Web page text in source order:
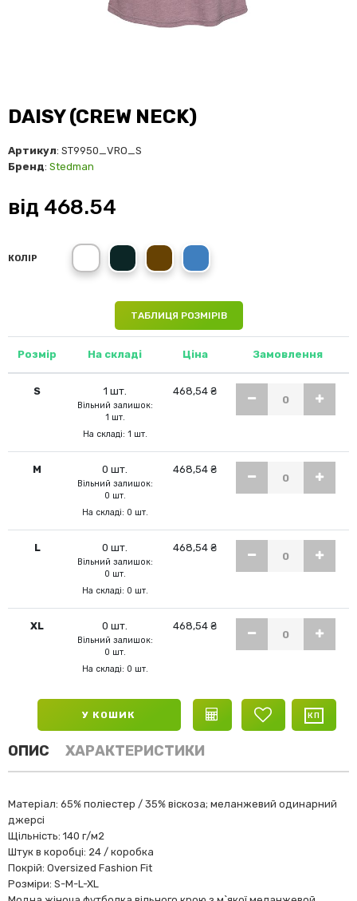
DAISY (CREW NECK)
Артикул: ST9950_VRO_S
Бренд: Stedman
від 468.54
КОЛІР
Vintage RoseVintage GreyVintage BrownVintage Blue
ТАБЛИЦЯ РОЗМІРІВ
Розмір На складі Ціна Замовлення
S 1 шт.
Вільний залишок:
1 шт.
На складі: 1 шт.
468,54 ₴
M 0 шт.
Вільний залишок:
0 шт.
На складі: 0 шт.
468,54 ₴
L 0 шт.
Вільний залишок:
0 шт.
На складі: 0 шт.
468,54 ₴
XL 0 шт.
Вільний залишок:
0 шт.
На складі: 0 шт.
468,54 ₴
У КОШИК
ОПИС ХАРАКТЕРИСТИКИ
Матеріал: 65% поліестер / 35% віскоза; меланжевий одинарний
джерсі
Щільність: 140 г/м2
Штук в коробці: 24 / коробка
Покрій: Oversized Fashion Fit
Розміри: S-M-L-XL